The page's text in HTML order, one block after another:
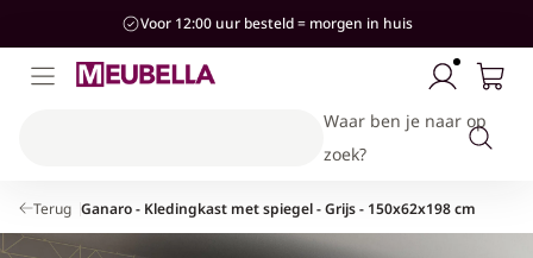
Voor 12:00 uur besteld = morgen in huis
Waar ben je naar op
zoek?
Woonkamer
Slaapkamer
Kinderkamer
Hal
Stijlen
Terug Ganaro - Kledingkast met spiegel - Grijs - 150x62x198 cm